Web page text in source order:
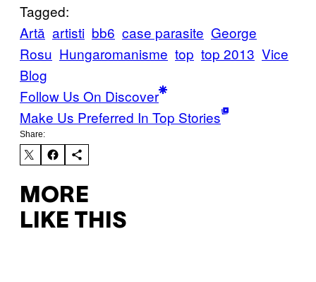
Tagged:
Artă artisti bb6 case parasite George
Rosu Hungaromanisme top top 2013 Vice
Blog
Follow Us On Discover
Make Us Preferred In Top Stories
Share:
MORE
LIKE THIS